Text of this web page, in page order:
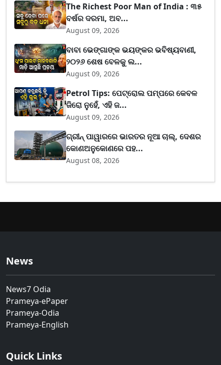
The Richest Poor Man of India : ୩୫
ବର୍ଷର ଦରମା, ଅବ...
August 09, 2026
ବାବା ଭେଙ୍ଗାଙ୍କ ଭୟଙ୍କର ଭବିଷ୍ୟବାଣୀ,
୨୦୨୬ ଶେଷ ବେଳକୁ ଲ...
August 09, 2026
Petrol Tips: ପେଟ୍ରୋଲ ପମ୍ପରେ କେବଳ
ଜିରୋ ନୁହେଁ, ଏହି ଜ...
August 09, 2026
ଗ୍ରୀନ୍ ପାୱାରରେ ଭାରତର ନୂଆ ଚାଲ୍, ଦେଶର
କୋଣଅନୁକୋଣରେ ପହ...
August 08, 2026
News
News7 Odia
Prameya-ePaper
Prameya-Odia
Prameya-English
Quick Links